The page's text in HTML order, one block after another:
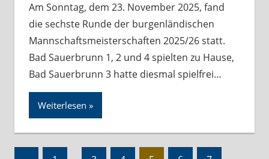
Am Sonntag, dem 23. November 2025, fand
die sechste Runde der burgenländischen
Mannschaftsmeisterschaften 2025/26 statt.
Bad Sauerbrunn 1, 2 und 4 spielten zu Hause,
Bad Sauerbrunn 3 hatte diesmal spielfrei…
Weiterlesen